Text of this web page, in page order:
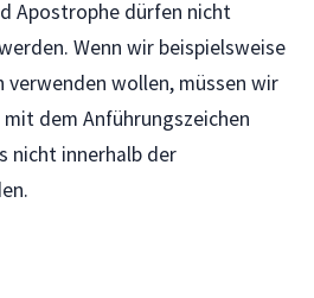
Apostrophe dürfen nicht
Wenn wir beispielsweise
verwenden wollen, müssen wir
dem Anführungszeichen
nicht innerhalb der